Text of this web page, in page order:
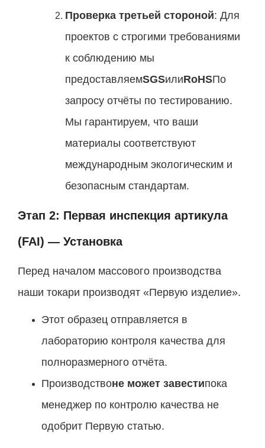
Проверка третьей стороной: Для
проектов с строгими требованиями
к соблюдению мы
предоставляемSGSилиRoHSПо
запросу отчёты по тестированию.
Мы гарантируем, что ваши
материалы соответствуют
международным экологическим и
безопасным стандартам.
Этап 2: Первая инспекция артикула
(FAI) — Установка
Перед началом массового производства
наши токари производят «Первую изделие».
Этот образец отправляется в
лабораторию контроля качества для
полноразмерного отчёта.
Производствоне может завестипока
менеджер по контролю качества не
одобрит Первую статью.